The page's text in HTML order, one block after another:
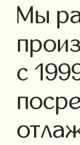
Мы
с